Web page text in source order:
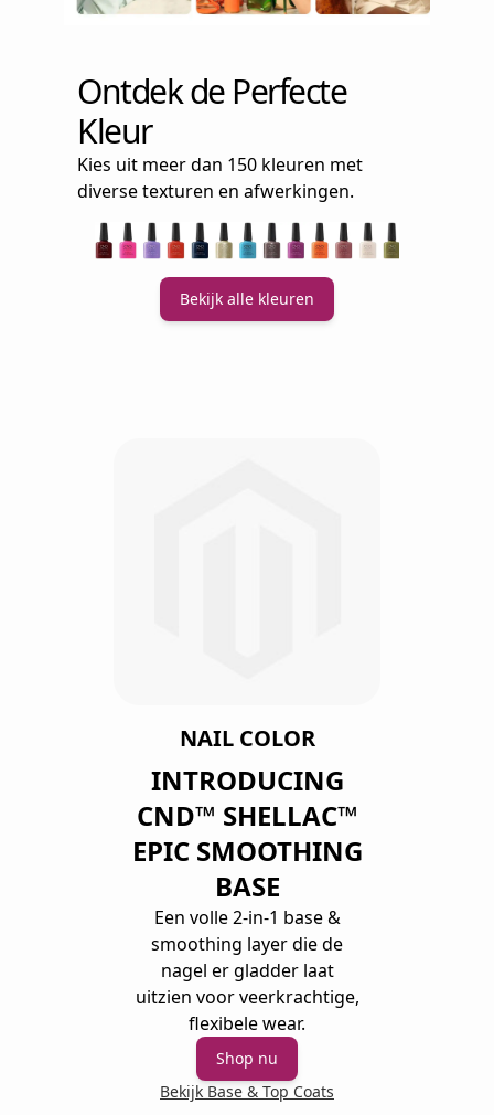
Ontdek de Perfecte
Kleur
Kies uit meer dan 150 kleuren met
diverse texturen en afwerkingen.
Bekijk alle kleuren
NAIL COLOR
INTRODUCING
CND™ SHELLAC™
EPIC SMOOTHING
BASE
Een volle 2-in-1 base &
smoothing layer die de
nagel er gladder laat
uitzien voor veerkrachtige,
flexibele wear.
Shop nu
Bekijk Base & Top Coats